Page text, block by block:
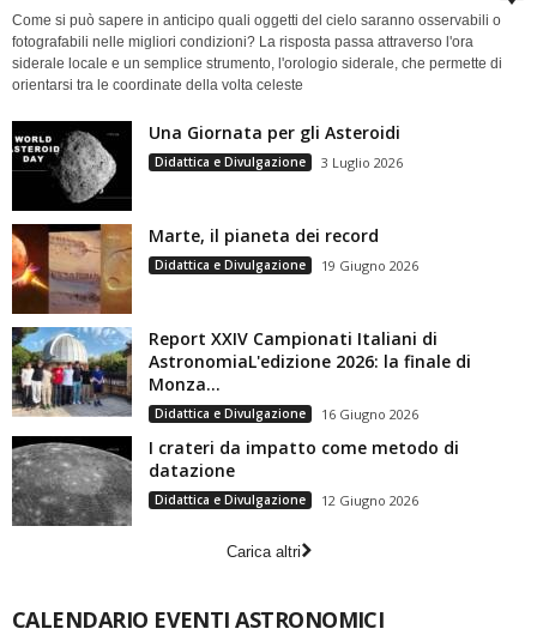
Come si può sapere in anticipo quali oggetti del cielo saranno osservabili o
fotografabili nelle migliori condizioni? La risposta passa attraverso l'ora
siderale locale e un semplice strumento, l'orologio siderale, che permette di
orientarsi tra le coordinate della volta celeste
Una Giornata per gli Asteroidi
Didattica e Divulgazione 3 Luglio 2026
Marte, il pianeta dei record
Didattica e Divulgazione 19 Giugno 2026
Report XXIV Campionati Italiani di
AstronomiaL'edizione 2026: la finale di
Monza...
Didattica e Divulgazione 16 Giugno 2026
I crateri da impatto come metodo di
datazione
Didattica e Divulgazione 12 Giugno 2026
Carica altri
CALENDARIO EVENTI ASTRONOMICI